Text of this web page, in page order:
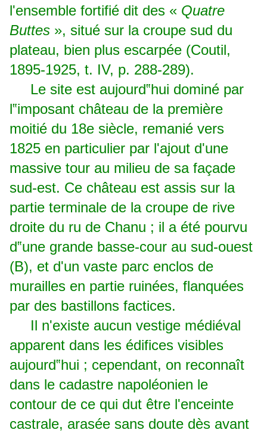
l'ensemble fortifié dit des « Quatre
Buttes », situé sur la croupe sud du
plateau, bien plus escarpée (Coutil,
1895-1925, t. IV, p. 288-289).
Le site est aujourd‟hui dominé par
l‟imposant château de la première
moitié du 18e siècle, remanié vers
1825 en particulier par l'ajout d'une
massive tour au milieu de sa façade
sud-est. Ce château est assis sur la
partie terminale de la croupe de rive
droite du ru de Chanu ; il a été pourvu
d‟une grande basse-cour au sud-ouest
(B), et d'un vaste parc enclos de
murailles en partie ruinées, flanquées
par des bastillons factices.
Il n'existe aucun vestige médiéval
apparent dans les édifices visibles
aujourd‟hui ; cependant, on reconnaît
dans le cadastre napoléonien le
contour de ce qui dut être l'enceinte
castrale, arasée sans doute dès avant